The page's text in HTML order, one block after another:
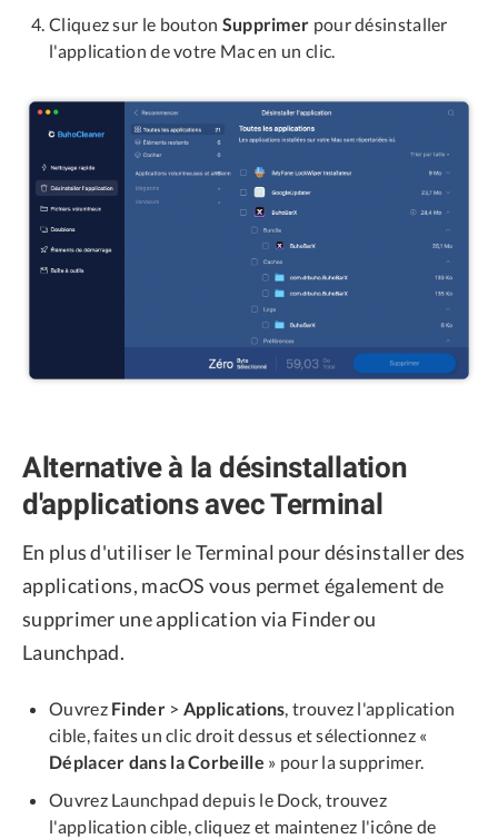
Cliquez sur le bouton Supprimer pour désinstaller
l'application de votre Mac en un clic.
Alternative à la désinstallation
d'applications avec Terminal
En plus d'utiliser le Terminal pour désinstaller des
applications, macOS vous permet également de
supprimer une application via Finder ou
Launchpad.
Ouvrez Finder> Applications, trouvez l'application
cible, faites un clic droit dessus et sélectionnez «
Déplacer dans la Corbeille » pour la supprimer.
Ouvrez Launchpad depuis le Dock, trouvez
l'application cible, cliquez et maintenez l'icône de